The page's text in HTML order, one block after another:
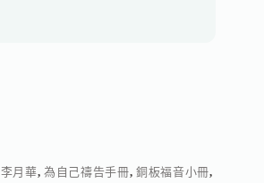
李月華,為自己禱告手冊, 銅板福音小冊,